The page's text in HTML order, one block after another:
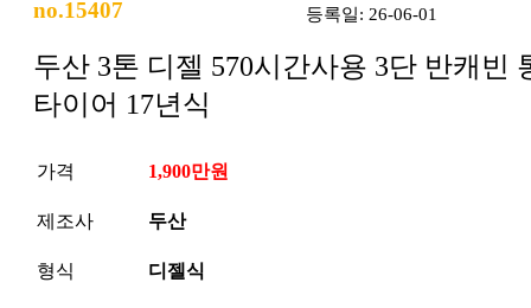
no.15407 등록일: 26-06-01
두산 3톤 디젤 570시간사용 3단 반캐빈
타이어 17년식
가격 1,900만원
제조사 두산
형식 디젤식